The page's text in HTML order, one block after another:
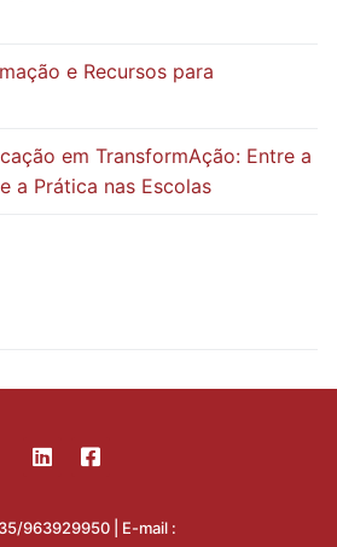
e Recursos para
em TransformAção: Entre a
a Prática nas Escolas
963929950 | E-mail :